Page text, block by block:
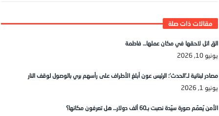
الق اتل لاحقها في مكان عملها… فاطمة
يونيو 10, 2026
مصادر لبنانية لـ’الحدث’: الرئيس عون أبلغ الأطراف على رأسهم بري بالوصول لوقف النار
يونيو 1, 2026
الأمن يُعمّم صورة سيّدة نصبت بـ60 ألف دولار… هل تعرفون مكانها؟